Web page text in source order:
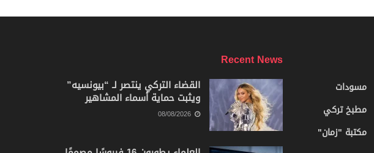
مسودات
مطبخ تركي
مكتبة "زمان"
Recent News
القضاء التركي ينتصر لـ “بيونسيه”
ويثبت حماية أسماء المشاهير